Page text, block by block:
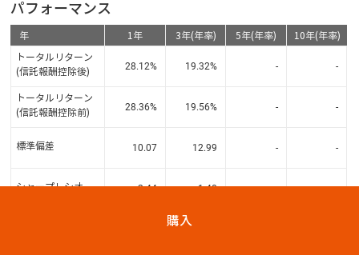
パフォーマンス
年 1年 3年(年率) 5年(年率) 10年(年率)
トータルリターン
(信託報酬控除後)
28.12% 19.32% - -
トータルリターン
(信託報酬控除前)
28.36% 19.56% - -
標準偏差 10.07 12.99 - -
シャープレシオ 2.44 1.40 - -
購入